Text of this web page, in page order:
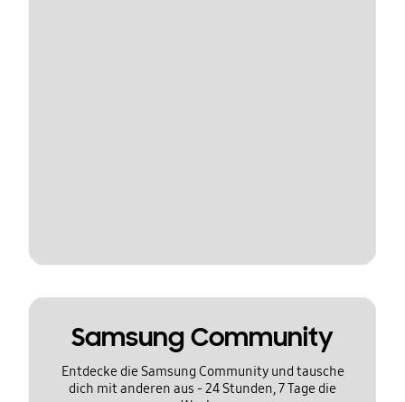
Samsung Community
Entdecke die Samsung Community und tausche
dich mit anderen aus - 24 Stunden, 7 Tage die